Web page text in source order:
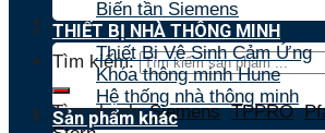
Tìm kiếm:
Tìm nhanh:Siemens,TPPRO,
Biến tần Siemens
THIẾT BỊ NHÀ THÔNG MINH
Thiết Bị Vệ Sinh Cảm Ứng
Khóa thông minh Hune
Hệ thống nhà thông minh
Sản phẩm khác